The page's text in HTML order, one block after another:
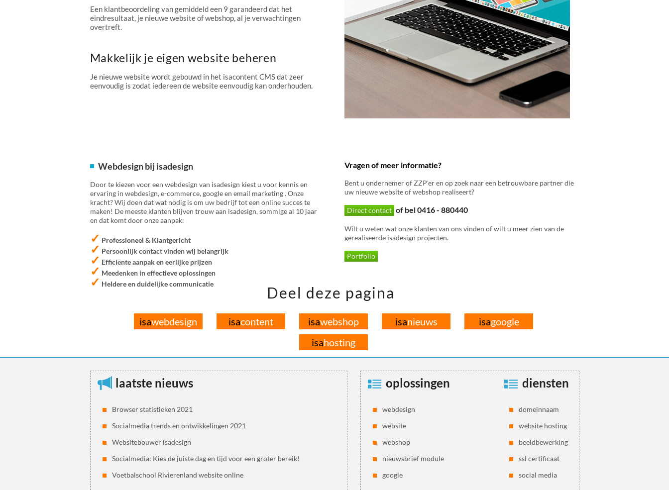
Een klantbeoordeling van gemiddeld een 9 garandeerd dat het
eindresultaat, je nieuwe website of webshop, al je verwachtingen
overtreft.
Makkelijk je eigen website beheren
Je nieuwe website wordt gebouwd in het isacontent CMS dat zeer
eenvoudig is zodat iedereen de website eenvoudig kan onderhouden.
Webdesign bij isadesign
Door te kiezen voor een webdesign van isadesign kiest u voor kennis en
ervaring in webdesign, e-commerce, google en email marketing . Onze
kracht? Wij doen dat wat nodig is om uw bedrijf tot een online succes te
maken! De meeste klanten blijven trouw aan isadesign, sommige al 10 jaar
en dat komt door onze aanpak:
✓ Professioneel & Klantgericht
✓ Persoonlijk contact vinden wij belangrijk
✓ Efficiënte aanpak en eerlijke prijzen
✓ Meedenken in effectieve oplossingen
✓ Heldere en duidelijke communicatie
Vragen of meer informatie?
Bent u ondernemer of ZZP'er en op zoek naar een betrouwbare partner die
uw nieuwe website of webshop realiseert?
Direct contact of bel 0416 - 880440
Wilt u weten wat onze klanten van ons vinden of wilt u meer zien van de
gerealiseerde isadesign projecten.
Portfolio
Deel deze pagina
isawebdesign isacontent isawebshop isanieuws isagoogle
isahosting
laatste nieuws
Browser statistieken 2021
Socialmedia trends en ontwikkelingen 2021
Websitebouwer isadesign
Socialmedia: Kies de juiste dag en tijd voor een groter bereik!
Voetbalschool Rivierenland website online
oplossingen
webdesign
website
webshop
nieuwsbrief module
google
diensten
domeinnaam
website hosting
beeldbewerking
ssl certificaat
social media